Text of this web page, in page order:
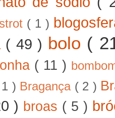
( 1 )
( 49 ) bolo (
( 11 )
) Bragança ( 2 )
) broas ( 5 )